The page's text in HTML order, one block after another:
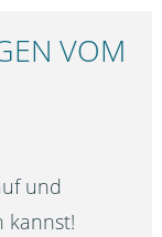
VOM
und
kannst!